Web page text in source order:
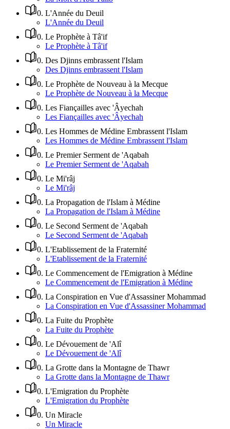
0. L'Année du Deuil
L'Année du Deuil
0. Le Prophète à Tâ'if
Le Prophète à Tâ'if
0. Des Djinns embrassent l'Islam
Des Djinns embrassent l'Islam
0. Le Prophète de Nouveau à la Mecque
Le Prophète de Nouveau à la Mecque
0. Les Fiançailles avec 'Âyechah
Les Fiançailles avec 'Âyechah
0. Les Hommes de Médine Embrassent l'Islam
Les Hommes de Médine Embrassent l'Islam
0. Le Premier Serment de 'Aqabah
Le Premier Serment de 'Aqabah
0. Le Mi'râj
Le Mi'râj
0. La Propagation de l'Islam à Médine
La Propagation de l'Islam à Médine
0. Le Second Serment de 'Aqabah
Le Second Serment de 'Aqabah
0. L'Etablissement de la Fraternité
L'Etablissement de la Fraternité
0. Le Commencement de l'Emigration à Médine
Le Commencement de l'Emigration à Médine
0. La Conspiration en Vue d'Assassiner Mohammad
La Conspiration en Vue d'Assassiner Mohammad
0. La Fuite du Prophète
La Fuite du Prophète
0. Le Dévouement de 'Alî
Le Dévouement de 'Alî
0. La Grotte dans la Montagne de Thawr
La Grotte dans la Montagne de Thawr
0. L'Emigration du Prophète
L'Emigration du Prophète
0. Un Miracle
Un Miracle